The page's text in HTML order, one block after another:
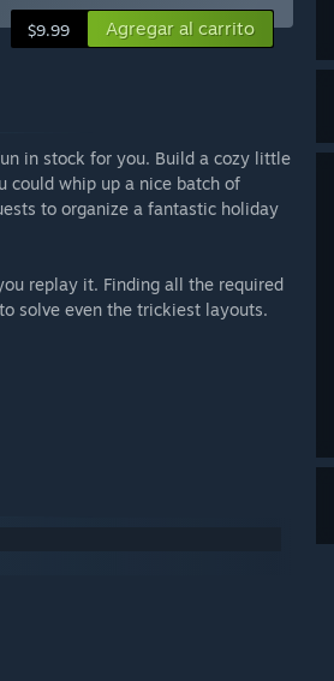
$9.99 Agregar al carrito
in stock for you. Build a cozy little
could whip up a nice batch of
to organize a fantastic holiday
replay it. Finding all the required
solve even the trickiest layouts.